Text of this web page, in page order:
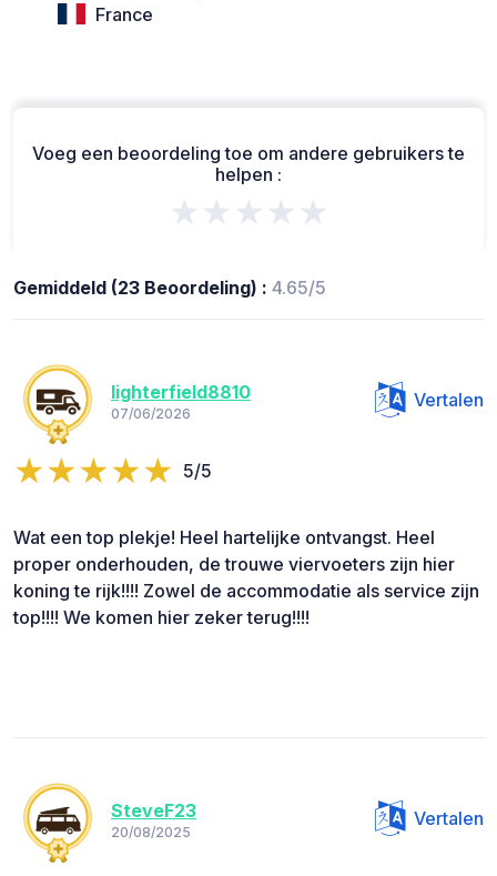
France
Voeg een beoordeling toe om andere gebruikers te
helpen :
★★★★★
Gemiddeld (23 Beoordeling) : 4.65/5
lighterfield8810
07/06/2026
Vertalen
5/5
Wat een top plekje! Heel hartelijke ontvangst. Heel
proper onderhouden, de trouwe viervoeters zijn hier
koning te rijk!!!! Zowel de accommodatie als service zijn
top!!!! We komen hier zeker terug!!!!
SteveF23
20/08/2025
Vertalen